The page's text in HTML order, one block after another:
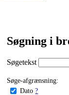
Søgning i
Søgetekst
Søge-afgrænsning:
Dato ?